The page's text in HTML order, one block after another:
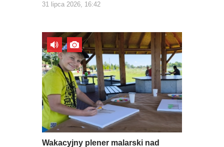
31 lipca 2026, 16:42
Wakacyjny plener malarski nad